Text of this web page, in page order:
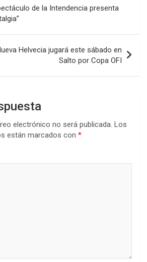
n
ar
tir
de la Intendencia presenta
Helvecia jugará este sábado en
Salto por Copa OFI
electrónico no será publicada. Los
están marcados con *